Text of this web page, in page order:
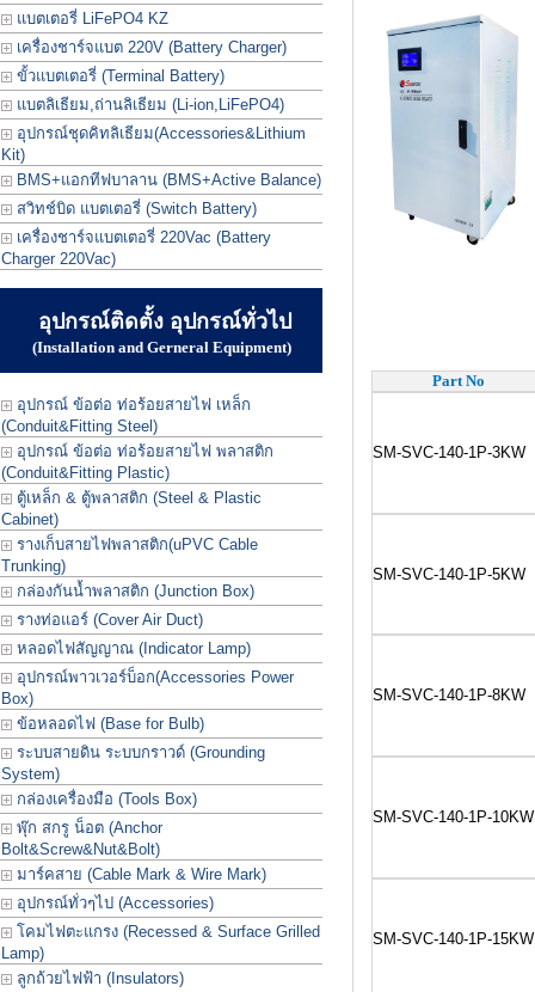
แบตเตอรี่ LiFePO4 KZ
เครื่องชาร์จแบต 220V (Battery Charger)
ขั้วแบตเตอรี่ (Terminal Battery)
แบตลิเธียม,ถ่านลิเธียม (Li-ion,LiFePO4)
อุปกรณ์ชุดคิทลิเธียม(Accessories&Lithium
Kit)
BMS+แอกทีฟบาลาน (BMS+Active Balance)
สวิทช์บิด แบตเตอรี่ (Switch Battery)
เครื่องชาร์จแบตเตอรี่ 220Vac (Battery
Charger 220Vac)
อุปกรณ์ติดตั้ง อุปกรณ์ทั่วไป
(Installation and Gerneral Equipment)
อุปกรณ์ ข้อต่อ ท่อร้อยสายไฟ เหล็ก
(Conduit&Fitting Steel)
อุปกรณ์ ข้อต่อ ท่อร้อยสายไฟ พลาสติก
(Conduit&Fitting Plastic)
ตู้เหล็ก & ตู้พลาสติก (Steel & Plastic
Cabinet)
รางเก็บสายไฟพลาสติก(uPVC Cable
Trunking)
กล่องกันน้ำพลาสติก (Junction Box)
รางท่อแอร์ (Cover Air Duct)
หลอดไฟสัญญาณ (Indicator Lamp)
อุปกรณ์พาวเวอร์บ็อก(Accessories Power
Box)
ข้อหลอดไฟ (Base for Bulb)
ระบบสายดิน ระบบกราวด์ (Grounding
System)
กล่องเครื่องมือ (Tools Box)
พุ๊ก สกรู น็อต (Anchor
Bolt&Screw&Nut&Bolt)
มาร์คสาย (Cable Mark & Wire Mark)
อุปกรณ์ทั่วๆไป (Accessories)
โคมไฟตะแกรง (Recessed & Surface Grilled
Lamp)
ลูกถ้วยไฟฟ้า (Insulators)
Part No
SM-SVC-140-1P-3KW
SM-SVC-140-1P-5KW
SM-SVC-140-1P-8KW
SM-SVC-140-1P-10KW
SM-SVC-140-1P-15KW